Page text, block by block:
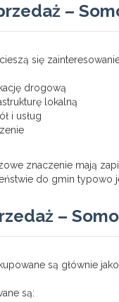
–
się
drogową
lokalną
i usług
znaczenie mają
do gmin typowo
–
są głównie
są: